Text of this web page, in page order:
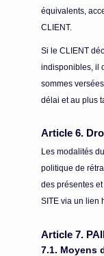
équivalents,
CLIENT.
Si le CLIENT
indisponibles, il
sommes
délai et au plus
Article 6.
Les modalités
politique de
des présentes
SITE via un lien
Article 7.
7.1. Moyens